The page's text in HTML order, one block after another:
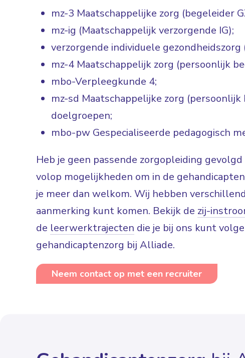
mz-3 Maatschappelijke zorg (begeleider
mz-ig (Maatschappelijk verzorgende IG);
verzorgende individuele gezondheidszorg
mz-4 Maatschappelijk zorg (persoonlijk
mbo-Verpleegkunde 4;
mz-sd Maatschappelijke zorg (persoonlijk
doelgroepen;
mbo-pw Gespecialiseerde pedagogisch
Heb je geen passende zorgopleiding
volop mogelijkheden om in de
je meer dan welkom. Wij hebben
aanmerking kunt komen. Bekijk de zij-
de leerwerktrajecten die je bij ons kunt
gehandicaptenzorg bij Alliade.
Neem contact op met een recruiter